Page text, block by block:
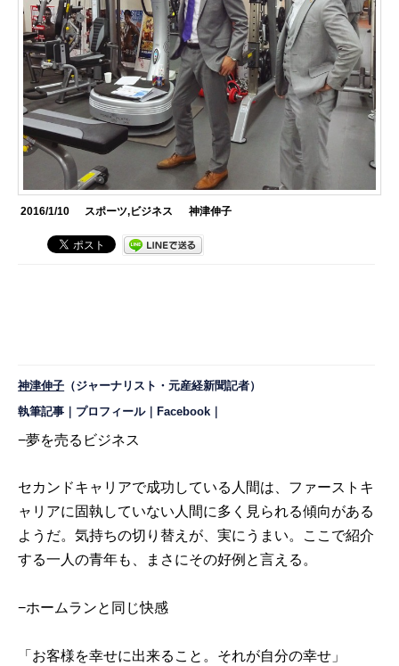
2016/1/10 スポーツ,ビジネス 神津伸子
神津伸子 （ジャーナリスト・元産経新聞記者）
執筆記事
プロフィール｜ Facebook
−夢を売るビジネス
セカンドキャリアで成功している人間は、ファーストキ
ャリアに固執していない人間に多く見られる傾向がある
ようだ。気持ちの切り替えが、実にうまい。ここで紹介
する一人の青年も、まさにその好例と言える。
−ホームランと同じ快感
「お客様を幸せに出来ること。それが自分の幸せ」